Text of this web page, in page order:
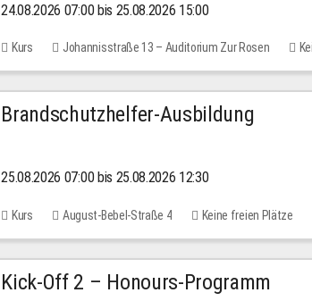
24.08.2026 07:00 bis 25.08.2026 15:00
Kurs Johannisstraße 13 – Auditorium Zur Rosen
Brandschutzhelfer-Ausbildung
25.08.2026 07:00 bis 25.08.2026 12:30
Kurs August-Bebel-Straße 4 Keine freien Plätze
Kick-Off 2 – Honours-Programm